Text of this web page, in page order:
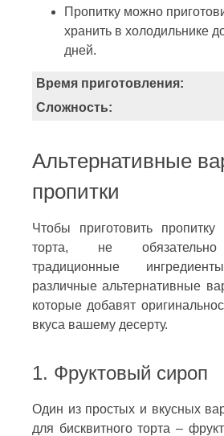
Пропитку можно
хранить в холодильнике
дней.
Время приготовления:
Сложность:
Альтернативные
пропитки
Чтобы приготовить пропитку
торта, не обязательно
традиционные
различные альтернативные
которые добавят
вкуса вашему десерту.
1. Фруктовый сироп
Один из простых и вкусных
для бисквитного торта –